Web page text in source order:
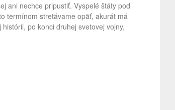
ani nechce pripustiť. Vyspelé štáty pod
termínom stretávame opäť, akurát má
po konci druhej svetovej vojny,